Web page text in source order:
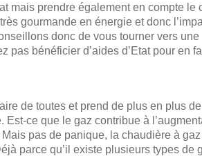
mais prendre également en compte le
gourmande en énergie et donc
donc de vous tourner vers une
bénéficier d’aides d’Etat pour en
de toutes et prend de plus en plus
ce que le gaz contribue à
pas de panique, la chaudière à gaz
parce qu’il existe plusieurs types de